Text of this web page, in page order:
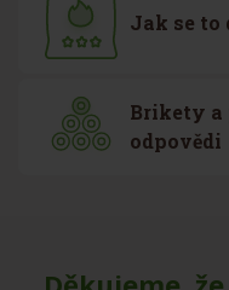
Jak se to
Brikety a
odpovědi